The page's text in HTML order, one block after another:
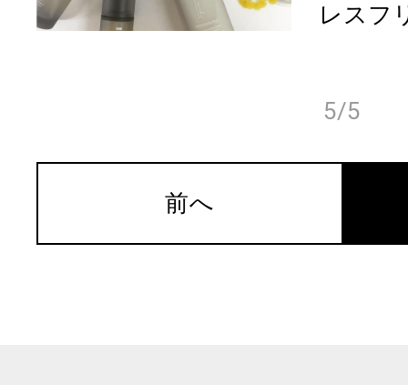
レスフ
5/5
前へ